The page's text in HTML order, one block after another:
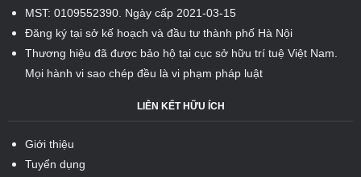
MST: 0109552390. Ngày cấp 2021-03-15
Đăng ký tại sở kế hoạch và đầu tư thành phố Hà Nội
Thương hiệu đã được bảo hộ tại cục sở hữu trí tuệ Việt Nam.
Mọi hành vi sao chép đều là vi phạm pháp luật
LIÊN KẾT HỮU ÍCH
Giới thiệu
Tuyển dụng